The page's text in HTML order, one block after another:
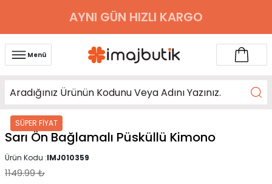
AYNI GÜN HIZLI KARGO
Menü
SÜPER FİYAT
Sarı Ön Bağlamalı Püsküllü Kimono
Ürün Kodu :IMJ010359
1149.99₺